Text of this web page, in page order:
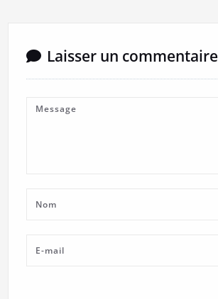
Laisser un commentaire